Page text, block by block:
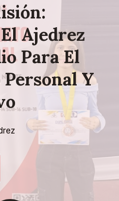
Ajedrez
Para El
Y